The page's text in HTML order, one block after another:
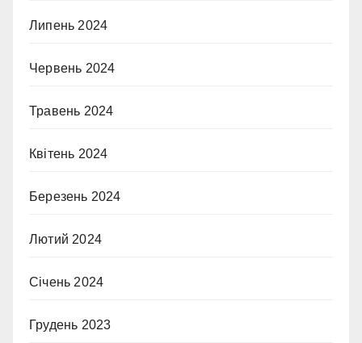
Липень 2024
Червень 2024
Травень 2024
Квітень 2024
Березень 2024
Лютий 2024
Січень 2024
Грудень 2023